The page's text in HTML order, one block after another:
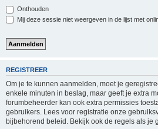
Onthouden
Mij deze sessie niet weergeven in de lijst met
REGISTREER
Om je te kunnen aanmelden, moet je
enkele minuten in beslag, maar geeft je extra
forumbeheerder kan ook extra permissies
gebruikers. Lees voor registratie onze
bijbehorend beleid. Bekijk ook de regels als je